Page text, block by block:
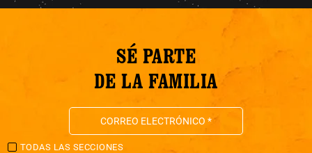
SÉ PARTE
DE LA FAMILIA
TODAS LAS SECCIONES